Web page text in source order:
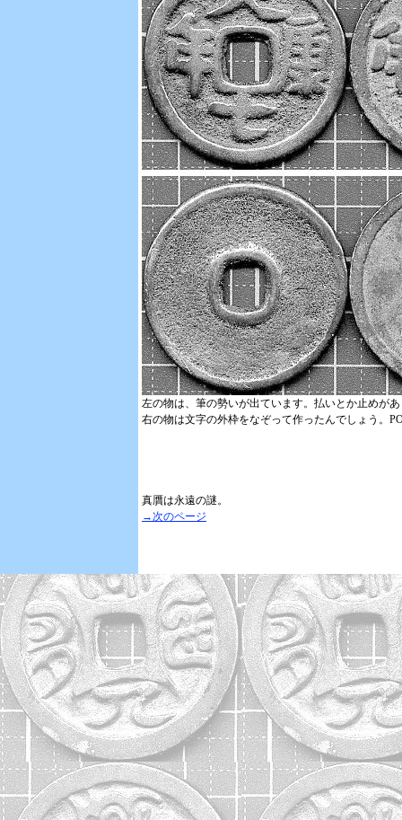
左の物は、筆の勢いが出ています。払いとか止めが
右の物は文字の外枠をなぞって作ったんでしょう。
真贋は永遠の謎。
→次のページ